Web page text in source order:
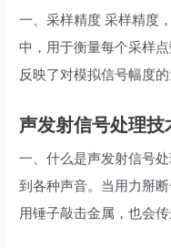
一、采样精度 采样精度
中，用于衡量每个采样
反映了对模拟信号幅度
声发射信号处理技
一、什么是声发射信号
到各种声音。当用力掰断
用锤子敲击金属，也会